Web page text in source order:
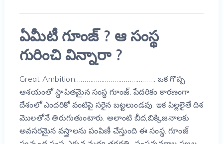
ఏమీటీ గూంజ్ ? ఆ సంస్థ
గురించి విన్నారా ?
Great Ambition……………………………………. ఒక గొప్ప
ఆశయంతో స్థాపితమైన సంస్థ గూంజ్. పేదరికం కారణంగా
దేశంలో ఎందరికో వంటిపై సరైన బట్టలుండవు. ఇక పిల్లలైతే దిశ
మొలతోనే తిరుగుతుంటారు. అలాంటి బీద,బిక్కిజనాలకు
అవసరమైన వస్త్రాలను పంపిణీ చేస్తుంది ఈ సంస్థ. గూంజ్